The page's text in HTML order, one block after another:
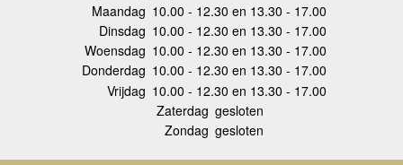
Maandag 10.00 - 12.30 en 13.30 - 17.00
Dinsdag 10.00 - 12.30 en 13.30 - 17.00
Woensdag 10.00 - 12.30 en 13.30 - 17.00
Donderdag 10.00 - 12.30 en 13.30 - 17.00
Vrijdag 10.00 - 12.30 en 13.30 - 17.00
Zaterdag gesloten
Zondag gesloten